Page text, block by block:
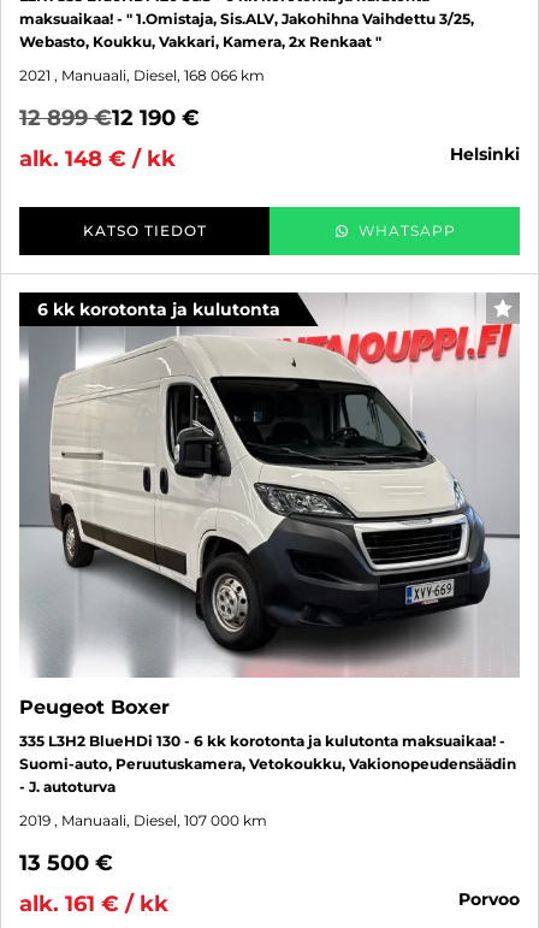
maksuaikaa! - " 1.Omistaja, Sis.ALV, Jakohihna Vaihdettu 3/25,
Webasto, Koukku, Vakkari, Kamera, 2x Renkaat "
2021 , Manuaali, Diesel, 168 066 km
12 899 €12 190 €
alk. 148 € / kk
helsinki
KATSO TIEDOT WHATSAPP
6 kk korotonta ja kulutonta
Peugeot Boxer
335 L3H2 BlueHDi 130 - 6 kk korotonta ja kulutonta maksuaikaa! -
Suomi-auto, Peruutuskamera, Vetokoukku, Vakionopeudensäädin
- J. autoturva
2019 , Manuaali, Diesel, 107 000 km
13 500 €
alk. 161 € / kk
porvoo